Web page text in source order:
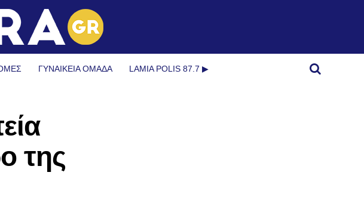
ΓΥΝΑΙΚΕΊΑ ΟΜΆΔΑ LAMIA POLIS 87.7 ▶︎
της